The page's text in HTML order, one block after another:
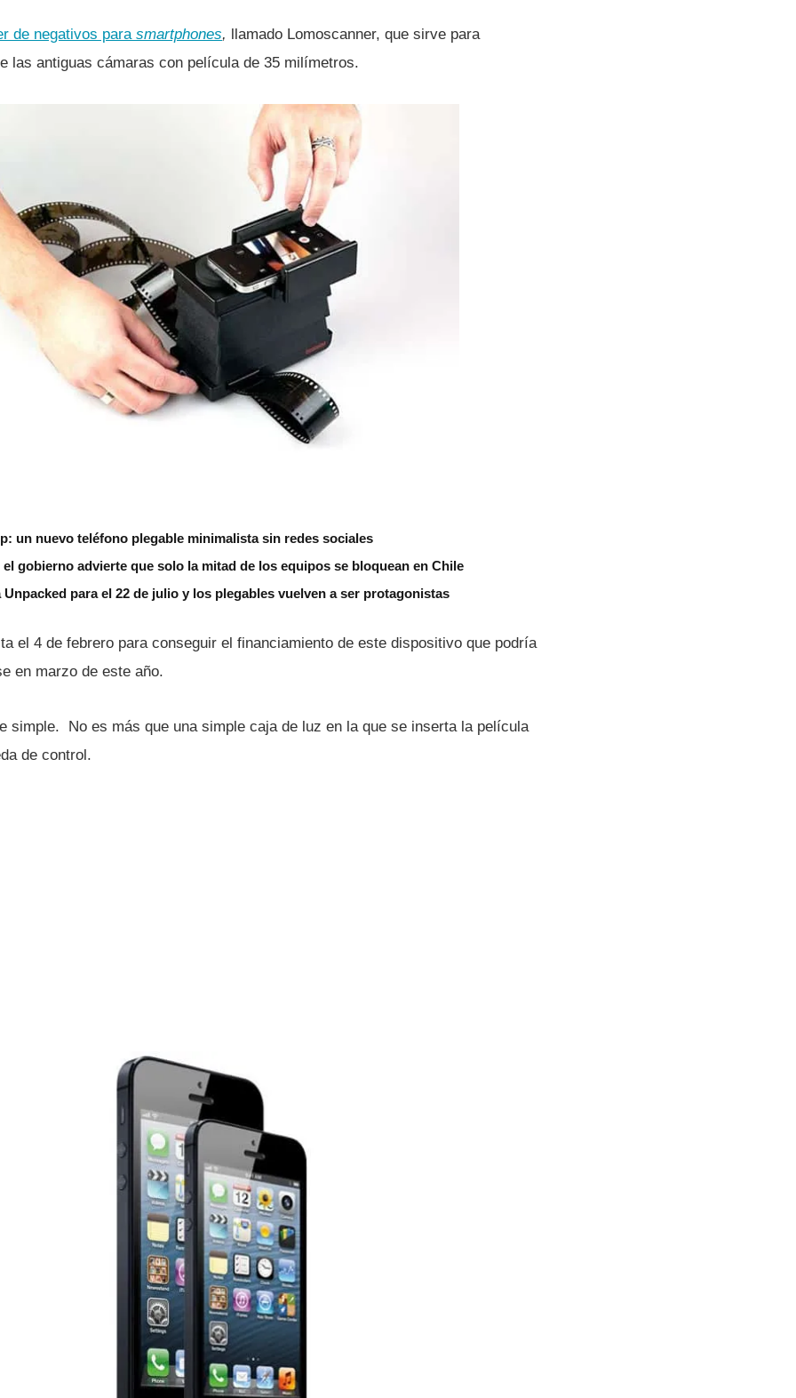
de negativos para smartphones,
llamado Lomoscanner, que sirve para
las antiguas cámaras con pelí­cula de 35 milí­metros.
un nuevo teléfono plegable minimalista sin redes sociales
gobierno advierte que solo la mitad de los equipos se bloquean en Chile
para el 22 de julio y los plegables vuelven a ser protagonistas
el 4 de febrero para conseguir el financiamiento de este dispositivo que podrí­a
en marzo de este año.
simple. No es más que una simple caja de luz en la que se inserta la pelí­cula
de control.